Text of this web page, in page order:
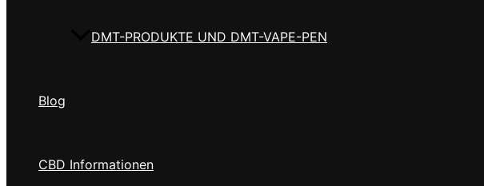
DMT-PRODUKTE UND DMT-VAPE-PEN
Blog
CBD Informationen